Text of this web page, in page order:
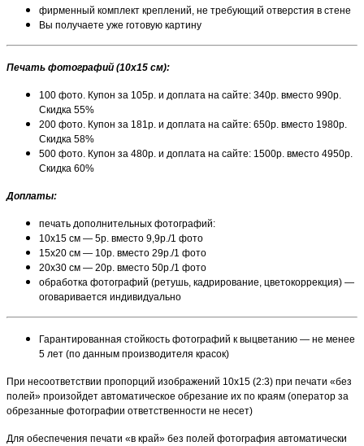
фирменный комплект креплений, не требующий отверстия в стене
Вы получаете уже готовую картину
Печать фотографий (10х15 см):
100 фото. Купон за 105р. и доплата на сайте: 340р. вместо 990р.
Скидка 55%
200 фото. Купон за 181р. и доплата на сайте: 650р. вместо 1980р.
Скидка 58%
500 фото. Купон за 480р. и доплата на сайте: 1500р. вместо 4950р.
Скидка 60%
Доплаты:
печать дополнительных фотографий:
10х15 см — 5р. вместо 9,9р./1 фото
15х20 см — 10р. вместо 29р./1 фото
20х30 см — 20р. вместо 50р./1 фото
обработка фотографий (ретушь, кадрирование, цветокоррекция) —
оговаривается индивидуально
Гарантированная стойкость фотографий к выцветанию — не менее
5 лет (по данным производителя красок)
При несоответствии пропорций изображений 10х15 (2:3) при печати «без
полей» произойдет автоматическое обрезание их по краям (оператор за
обрезанные фотографии ответственности не несет)
Для обеспечения печати «в край» без полей фотография автоматически